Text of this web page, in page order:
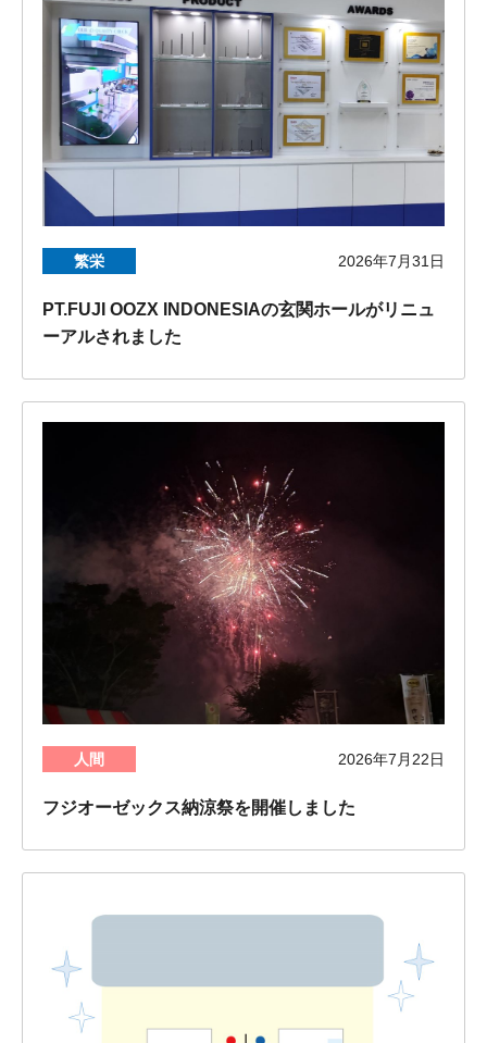
繁栄 2026年7月31日
PT.FUJI OOZX INDONESIAの玄関ホールがリニュ
ーアルされました
人間 2026年7月22日
フジオーゼックス納涼祭を開催しました